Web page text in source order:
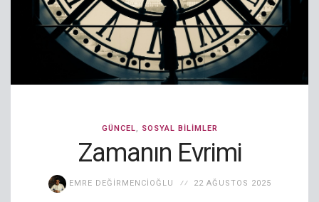
GÜNCEL, SOSYAL BILIMLER
Zamanın Evrimi
EMRE DEĞIRMENCIOĞLU 22 AĞUSTOS 2025